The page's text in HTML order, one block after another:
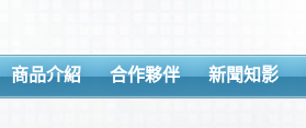
商品介紹 合作夥伴 新聞知影